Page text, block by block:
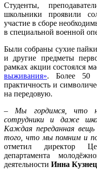
Студенты,
школьники проявили
участие в сборе
в специальной военной
Были собраны сухие
и другие предметы
рамках акции состоялся
выживания». Более 50
практичность и
на передовую.
– Мы гордимся, что
сотрудники и даже
Каждая переданная
того, что мы помним и
отметил директор
департамента
деятельности Инна